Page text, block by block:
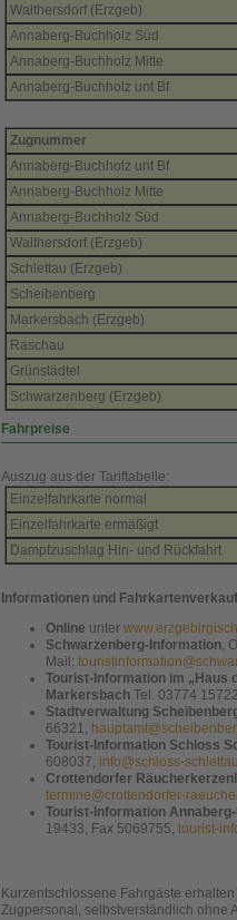
Walthersdorf (Erzgeb)
Annaberg-Buchholz Süd
Annaberg-Buchholz Mitte
Annaberg-Buchholz unt Bf
Zugnummer
Annaberg-Buchholz unt Bf
Annaberg-Buchholz Mitte
Annaberg-Buchholz Süd
Walthersdorf (Erzgeb)
Schlettau (Erzgeb)
Scheibenberg
Markersbach (Erzgeb)
Raschau
Grünstädtel
Schwarzenberg (Erzgeb)
Fahrpreise
Auszug aus der Tariftabelle:
Einzelfahrkarte normal
Einzelfahrkarte ermäßigt
Dampfzuschlag Hin- und Rückfahrt
Informationen und Fahrkartenverkauf
Online unter
Schwarzenberg-Information,
Mail:
Tourist-Information im „Haus
Markersbach Tel. 03774
Stadtverwaltung
66321,
Tourist-Information Schloss
608037, info@schloss-
Crottendorfer
termine@crottendorfer-
Tourist-Information
19433, Fax 5069755, tourist-
Kurzentschlossene Fahrgäste erhalten
Zugpersonal, selbstverständlich ohne